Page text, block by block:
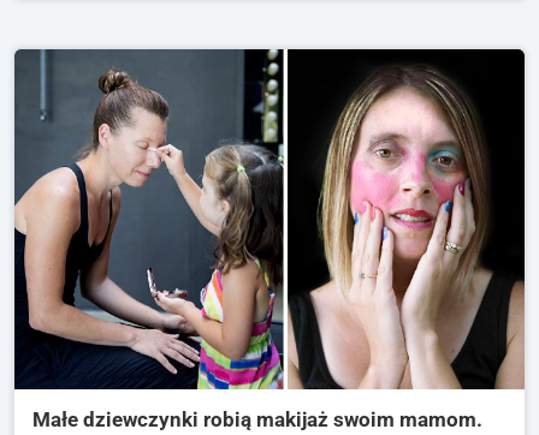
Małe dziewczynki robią makijaż swoim mamom.